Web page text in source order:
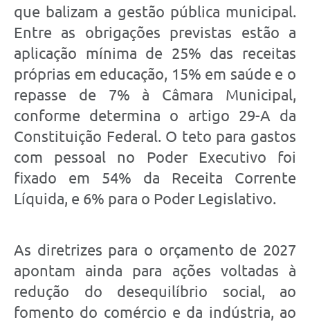
que balizam a gestão pública municipal.
Entre as obrigações previstas estão a
aplicação mínima de 25% das receitas
próprias em educação, 15% em saúde e o
repasse de 7% à Câmara Municipal,
conforme determina o artigo 29-A da
Constituição Federal. O teto para gastos
com pessoal no Poder Executivo foi
fixado em 54% da Receita Corrente
Líquida, e 6% para o Poder Legislativo.
As diretrizes para o orçamento de 2027
apontam ainda para ações voltadas à
redução do desequilíbrio social, ao
fomento do comércio e da indústria, ao